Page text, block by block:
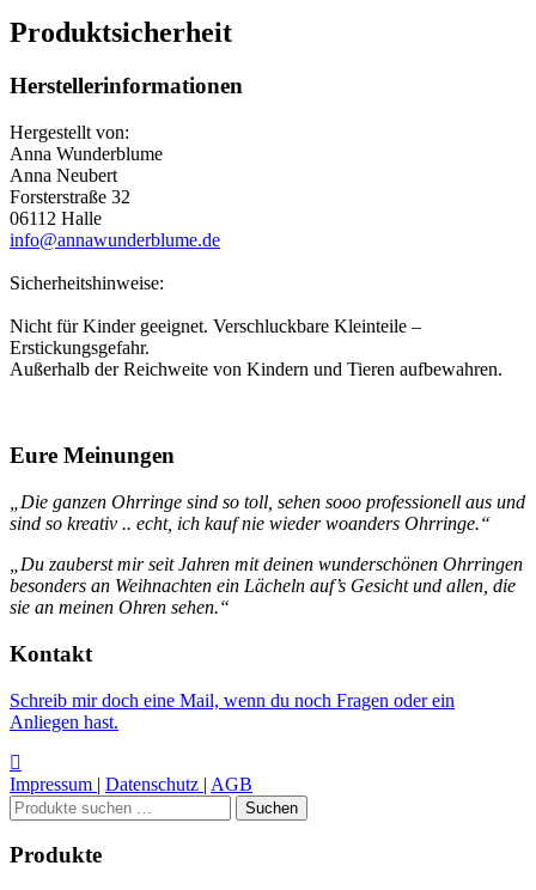
Produktsicherheit
Herstellerinformationen
Hergestellt von:
Anna Wunderblume
Anna Neubert
Forsterstraße 32
06112 Halle
info@annawunderblume.de
Sicherheitshinweise:
Nicht für Kinder geeignet. Verschluckbare Kleinteile –
Erstickungsgefahr.
Außerhalb der Reichweite von Kindern und Tieren aufbewahren.
Eure Meinungen
„Die ganzen Ohrringe sind so toll, sehen sooo professionell aus und
sind so kreativ .. echt, ich kauf nie wieder woanders Ohrringe.“
„Du zauberst mir seit Jahren mit deinen wunderschönen Ohrringen
besonders an Weihnachten ein Lächeln auf’s Gesicht und allen, die
sie an meinen Ohren sehen.“
Kontakt
Schreib mir doch eine Mail, wenn du noch Fragen oder ein
Anliegen hast.
Impressum | Datenschutz | AGB
Suchen
nach:
Suchen
Produkte